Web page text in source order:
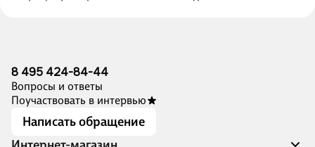
8 495 424-84-44
Вопросы и ответы
Поучаствовать в интервью
Написать обращение